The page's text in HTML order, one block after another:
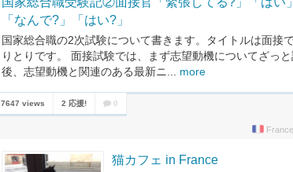
「なんで?」「はい?」
国家総合職の2次試験について書きます。タイトルは面接
りとりです。 面接試験では、まず志望動機についてざっ
後、志望動機と関連のある最新ニ... more
7647 views 2 応援! 0
猫カフェ in France
France